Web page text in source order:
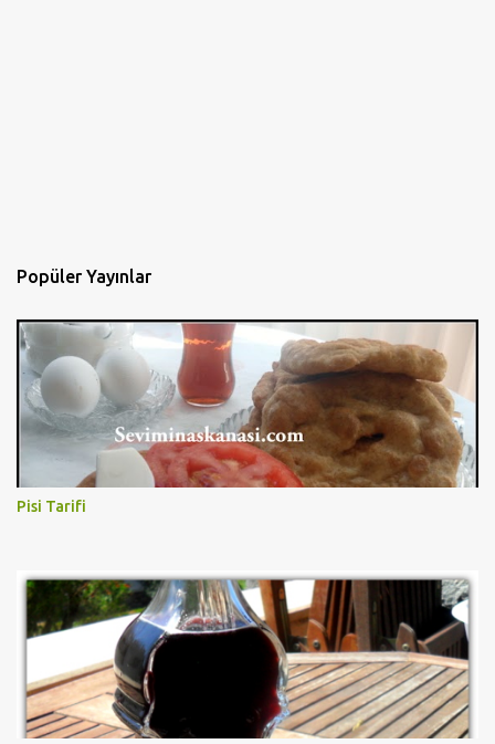
Popüler Yayınlar
Pisi Tarifi